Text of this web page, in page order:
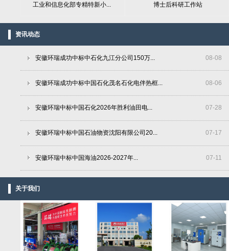
工业和信息化部专精特新小... 博士后科研工作站
资讯动态
08-08
安徽环瑞成功中标中石化九江分公司150万...
08-06
安徽环瑞成功中标中国石化茂名石化电伴热框...
07-28
安徽环瑞中标中国石化2026年胜利油田电...
07-17
安徽环瑞中标中国石油物资沈阳有限公司20...
07-11
安徽环瑞中标中国海油2026-2027年...
关于我们